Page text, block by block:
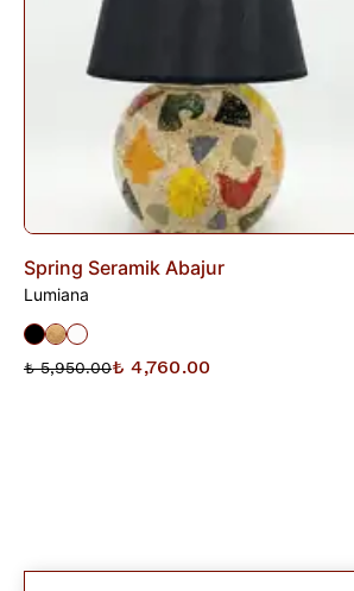
iade talebi oluşturunuz.
Spring Seramik Abajur
Lumiana
₺ 5,950.00₺ 4,760.00